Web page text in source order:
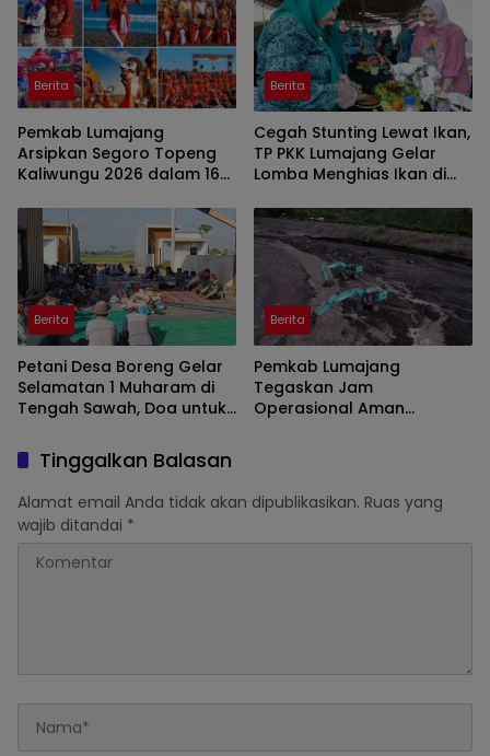
Berita
Pemkab Lumajang
Arsipkan Segoro Topeng
Kaliwungu 2026 dalam 160
Berita
Cegah Stunting Lewat Ikan,
TP PKK Lumajang Gelar
Lomba Menghias Ikan di
Berita
Petani Desa Boreng Gelar
Selamatan 1 Muharam di
Tengah Sawah, Doa untuk
Berita
Pemkab Lumajang
Tegaskan Jam
Operasional Aman
Tinggalkan Balasan
Alamat email Anda tidak akan dipublikasikan. Ruas yang
wajib ditandai *